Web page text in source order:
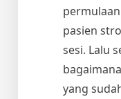
pasien
sesi. Lalu
yang